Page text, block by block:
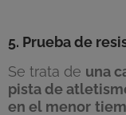
5. Prueba de
Se trata de una
pista de
en el menor